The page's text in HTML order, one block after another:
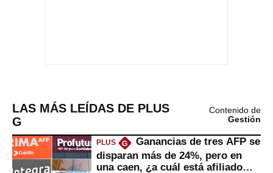
LAS MÁS LEÍDAS DE PLUS
G
Contenido de
Gestión
PLUS G
Ganancias de tres AFP se
disparan más de 24%, pero en
una caen, ¿a cuál está afiliado